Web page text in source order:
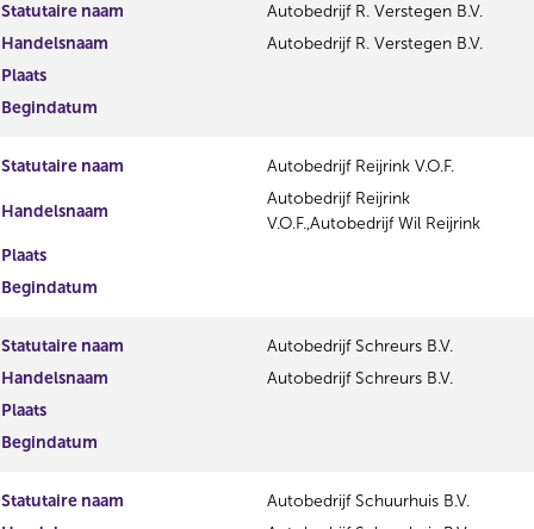
Statutaire naam
Autobedrijf R. Verstegen B.V.
Handelsnaam
Autobedrijf R. Verstegen B.V.
Plaats
Begindatum
Statutaire naam Autobedrijf Reijrink V.O.F.
Handelsnaam
Autobedrijf Reijrink
V.O.F.,Autobedrijf Wil Reijrink
Plaats
Begindatum
Statutaire naam
Autobedrijf Schreurs B.V.
Handelsnaam
Autobedrijf Schreurs B.V.
Plaats
Begindatum
Statutaire naam
Autobedrijf Schuurhuis B.V.